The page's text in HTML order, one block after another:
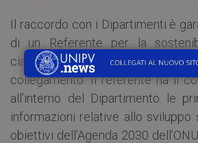
Il raccordo con i Dipartimenti è
di un Referente per la
ciascuno di essi che possa
collegamento. Il referente ha il
all’interno del Dipartimento le
informazioni relative allo
obiettivi dell’Agenda 2030